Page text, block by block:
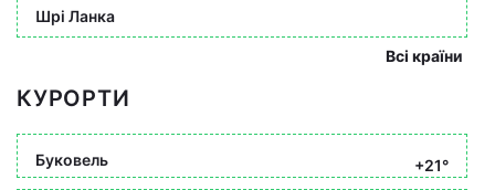
Шрі Ланка
Всі країни
КУРОРТИ
Буковель +21°